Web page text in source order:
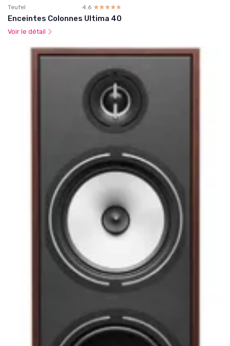
Teufel 4.6 ☆☆☆☆☆
★★★★★
Enceintes Colonnes Ultima 40
Voir le détail